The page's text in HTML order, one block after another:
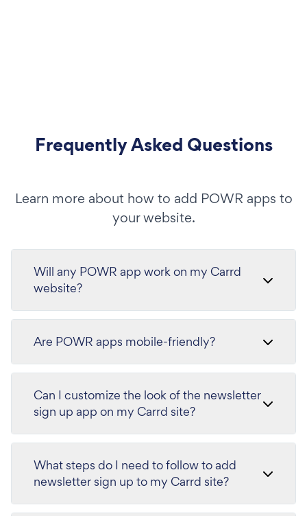
Frequently Asked Questions
Learn more about how to add POWR apps to
your website.
Will any POWR app work on my Carrd
website?
Are POWR apps mobile-friendly?
Can I customize the look of the newsletter
sign up app on my Carrd site?
What steps do I need to follow to add
newsletter sign up to my Carrd site?